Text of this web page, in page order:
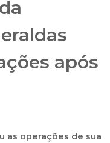
após
as operações de sua